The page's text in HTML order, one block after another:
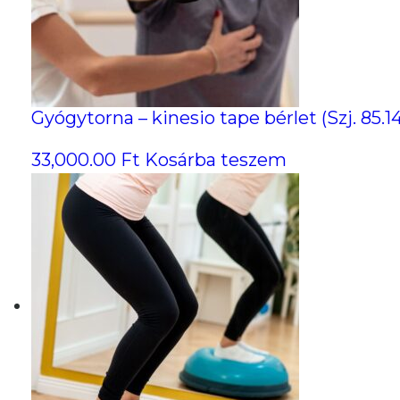
Gyógytorna – kinesio tape bérlet (Szj.
33,000.00 Ft Kosárba teszem